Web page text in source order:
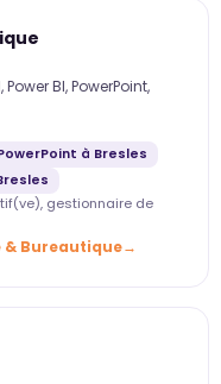
BI, PowerPoint,
à Bresles
gestionnaire de
Bureautique